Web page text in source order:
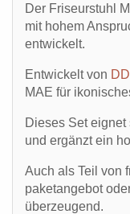
Der Friseurstuhl
mit hohem
entwickelt.
Entwickelt von
MAE für
Dieses Set eignet
und ergänzt ein
Auch als Teil von
paketangebot
überzeugend.